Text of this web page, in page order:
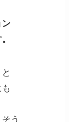
ン
と
う